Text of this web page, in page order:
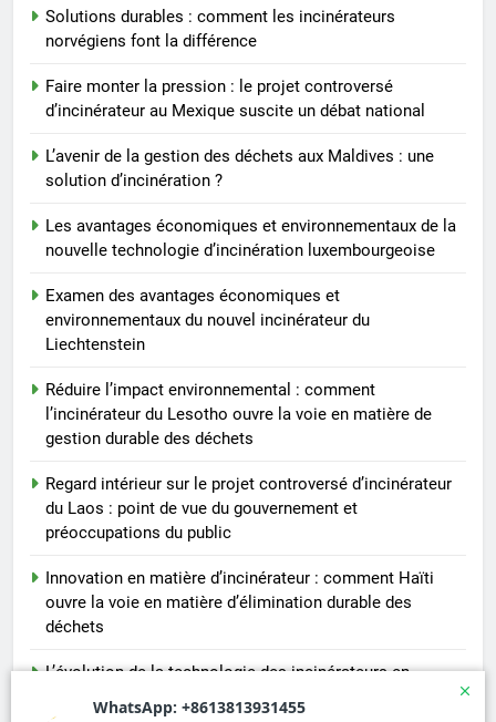
Solutions durables : comment les incinérateurs
norvégiens font la différence
Faire monter la pression : le projet controversé
d’incinérateur au Mexique suscite un débat national
L’avenir de la gestion des déchets aux Maldives : une
solution d’incinération ?
Les avantages économiques et environnementaux de la
nouvelle technologie d’incinération luxembourgeoise
Examen des avantages économiques et
environnementaux du nouvel incinérateur du
Liechtenstein
Réduire l’impact environnemental : comment
l’incinérateur du Lesotho ouvre la voie en matière de
gestion durable des déchets
Regard intérieur sur le projet controversé d’incinérateur
du Laos : point de vue du gouvernement et
préoccupations du public
Innovation en matière d’incinérateur : comment Haïti
ouvre la voie en matière d’élimination durable des
déchets
L’évolution de la technologie des incinérateurs en
Allemagne : un regard vers l’avenir